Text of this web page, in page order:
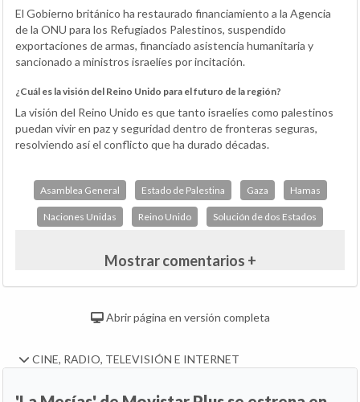
El Gobierno británico ha restaurado financiamiento a la Agencia
de la ONU para los Refugiados Palestinos, suspendido
exportaciones de armas, financiado asistencia humanitaria y
sancionado a ministros israelíes por incitación.
¿Cuál es la visión del Reino Unido para el futuro de la región?
La visión del Reino Unido es que tanto israelíes como palestinos
puedan vivir en paz y seguridad dentro de fronteras seguras,
resolviendo así el conflicto que ha durado décadas.
Asamblea General Estado de Palestina Gaza Hamas
Naciones Unidas Reino Unido Solución de dos Estados
Mostrar comentarios +
Abrir página en versión completa
CINE, RADIO, TELEVISIÓN E INTERNET